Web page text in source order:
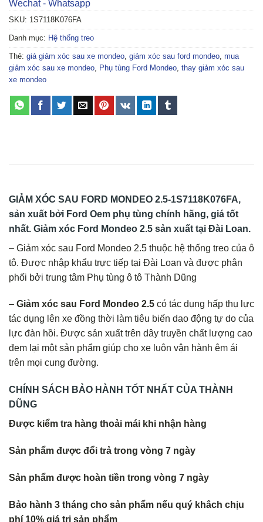
Wechat - Whatsapp
SKU: 1S7118K076FA
Danh mục: Hệ thống treo
Thẻ: giá giảm xóc sau xe mondeo giảm xóc sau ford mondeo mua
giảm xóc sau xe mondeo Phụ tùng Ford Mondeo thay giảm xóc sau
xe mondeo
GIẢM XÓC SAU FORD MONDEO 2.5-1S7118K076FA,
sản xuất bởi Ford Oem phụ tùng chính hãng, giá tốt
nhất. Giảm xóc Ford Mondeo 2.5 sản xuất tại Đài Loan.
– Giảm xóc sau Ford Mondeo 2.5 thuộc hệ thống treo của ô
tô. Được nhập khẩu trực tiếp tại Đài Loan và được phân
phối bởi trung tâm Phụ tùng ô tô Thành Dũng
– Giảm xóc sau Ford Mondeo 2.5 có tác dụng hấp thụ lực
tác dụng lên xe đồng thời làm tiêu biến dao động tự do của
lực đàn hồi. Được sản xuất trên dây truyền chất lượng cao
đem lại một sản phẩm giúp cho xe luôn vận hành êm ái
trên mọi cung đường.
CHÍNH SÁCH BẢO HÀNH TỐT NHẤT CỦA THÀNH
DŨNG
Được kiểm tra hàng thoải mái khi nhận hàng
Sản phẩm được đổi trả trong vòng 7 ngày
Sản phẩm được hoàn tiền trong vòng 7 ngày
Bảo hành 3 tháng cho sản phẩm nếu quý khâch chịu
phí 10% giá trị sản phẩm